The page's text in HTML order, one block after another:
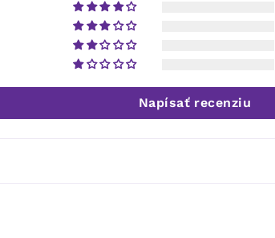
Napísať recenziu